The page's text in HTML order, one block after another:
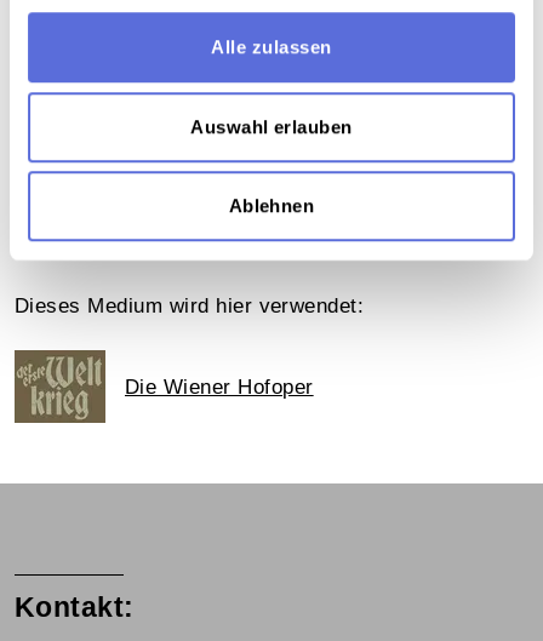
Alle zulassen
Auswahl erlauben
Ablehnen
Teil der Sammlung
Schellacksammlung Teuchtler
Das Medium in Onlineausstellungen
Dieses Medium wird hier verwendet:
Die Wiener Hofoper
Kontakt: